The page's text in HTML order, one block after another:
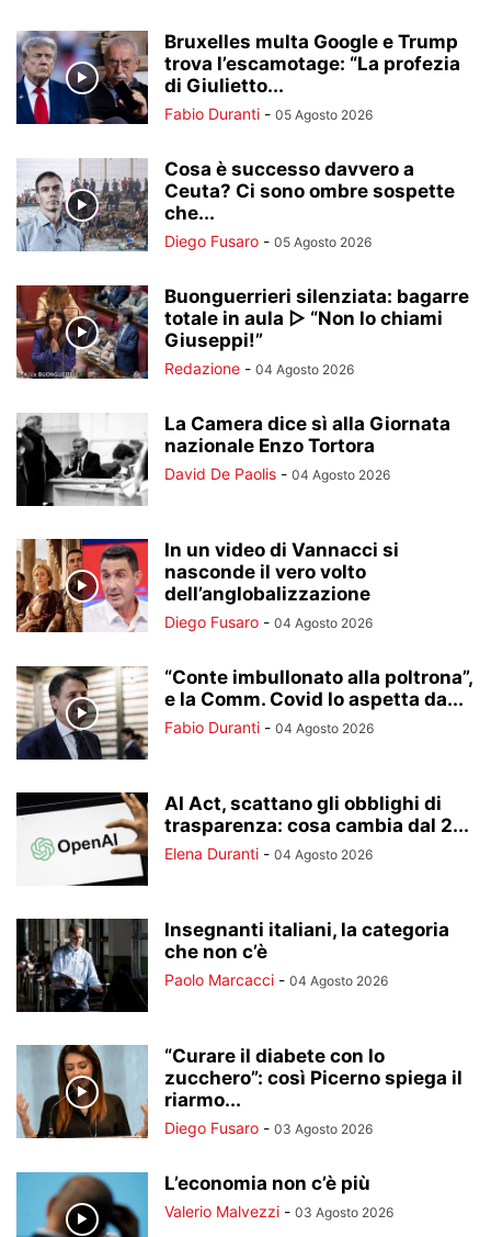
Bruxelles multa Google e Trump
trova l’escamotage: “La profezia
di Giulietto...
Fabio Duranti - 05 Agosto 2026
Cosa è successo davvero a
Ceuta? Ci sono ombre sospette
che...
Diego Fusaro - 05 Agosto 2026
Buonguerrieri silenziata: bagarre
totale in aula ▷ “Non lo chiami
Giuseppi!”
Redazione - 04 Agosto 2026
La Camera dice sì alla Giornata
nazionale Enzo Tortora
David De Paolis - 04 Agosto 2026
In un video di Vannacci si
nasconde il vero volto
dell’anglobalizzazione
Diego Fusaro - 04 Agosto 2026
“Conte imbullonato alla poltrona”,
e la Comm. Covid lo aspetta da...
Fabio Duranti - 04 Agosto 2026
AI Act, scattano gli obblighi di
trasparenza: cosa cambia dal 2...
Elena Duranti - 04 Agosto 2026
Insegnanti italiani, la categoria
che non c’è
Paolo Marcacci - 04 Agosto 2026
“Curare il diabete con lo
zucchero”: così Picerno spiega il
riarmo...
Diego Fusaro - 03 Agosto 2026
L’economia non c’è più
Valerio Malvezzi - 03 Agosto 2026